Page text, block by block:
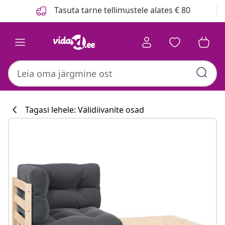
Tasuta tarne tellimustele alates € 80
#sharemevidaxl
Tagasi lehele: Välidiivanite osad